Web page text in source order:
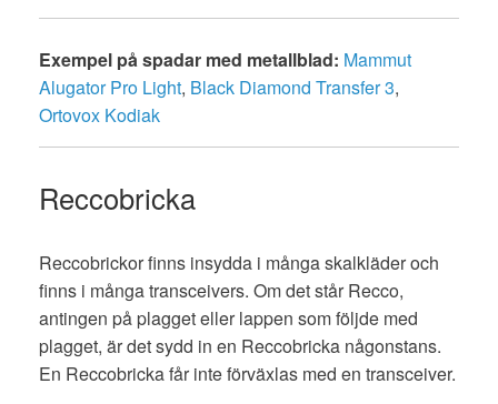
Exempel på spadar med metallblad: Mammut
Alugator Pro Light, Black Diamond Transfer 3,
Ortovox Kodiak
Reccobricka
Reccobrickor finns insydda i många skalkläder och
finns i många transceivers. Om det står Recco,
antingen på plagget eller lappen som följde med
plagget, är det sydd in en Reccobricka någonstans.
En Reccobricka får inte förväxlas med en transceiver.